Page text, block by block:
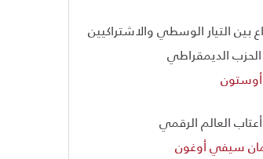
بين التيار الوسطي والاشتراكيين
الديمقراطي
العالم الرقمي
سيفي أوغون